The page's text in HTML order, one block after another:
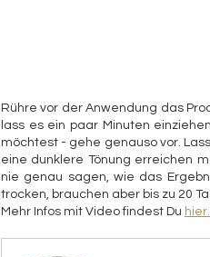
Rühre vor der Anwendung das
lass es ein paar Minuten
möchtest - gehe genauso vor.
eine dunklere Tönung erreichen
nie genau sagen, wie das
trocken, brauchen aber bis zu 20
Mehr Infos mit Video findest Du hier.